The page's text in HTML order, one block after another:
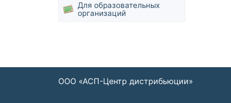
Для образовательных
организаций
ООО «АСП-Центр дистрибьюции»